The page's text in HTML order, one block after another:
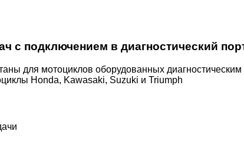
с подключением в диагностический
для мотоциклов оборудованных
Honda, Kawasaki, Suzuki и Triumph